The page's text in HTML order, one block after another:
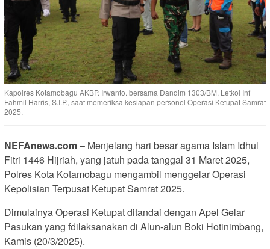
Kapolres Kotamobagu AKBP. Irwanto. bersama Dandim 1303/BM, Letkol Inf
Fahmil Harris, S.I.P., saat memeriksa kesiapan personel Operasi Ketupat Samrat
2025.
NEFAnews.com– Menjelang hari besar agama Islam Idhul
Fitri 1446 Hijriah, yang jatuh pada tanggal 31 Maret 2025,
Polres Kota Kotamobagu mengambil menggelar Operasi
Kepolisian Terpusat Ketupat Samrat 2025.
Dimulainya Operasi Ketupat ditandai dengan Apel Gelar
Pasukan yang fdilaksanakan di Alun-alun Boki Hotinimbang,
Kamis (20/3/2025).